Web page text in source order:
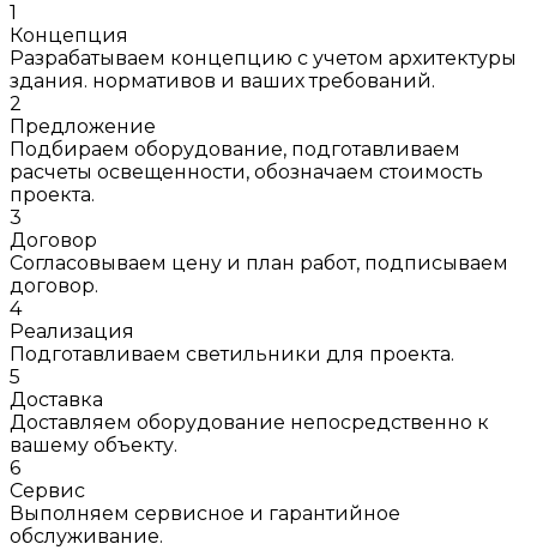
1
Концепция
Разрабатываем концепцию с учетом архитектуры
здания. нормативов и ваших требований.
2
Предложение
Подбираем оборудование, подготавливаем
расчеты освещенности, обозначаем стоимость
проекта.
3
Договор
Согласовываем цену и план работ, подписываем
договор.
4
Реализация
Подготавливаем светильники для проекта.
5
Доставка
Доставляем оборудование непосредственно к
вашему объекту.
6
Сервис
Выполняем сервисное и гарантийное
обслуживание.